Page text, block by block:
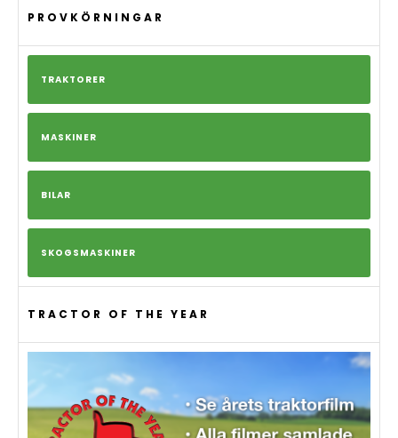
PROVKÖRNINGAR
TRAKTORER
MASKINER
BILAR
SKOGSMASKINER
TRACTOR OF THE YEAR